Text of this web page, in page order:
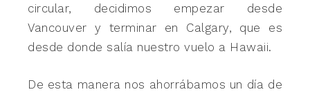
circular, decidimos empezar desde
Vancouver y terminar en Calgary, que es
desde donde salía nuestro vuelo a Hawaii.
De esta manera nos ahorrábamos un día de